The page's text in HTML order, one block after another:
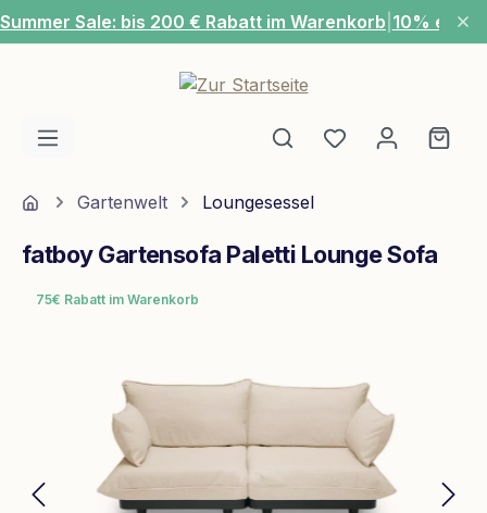
Zum Hauptinhalt springen
Summer Sale: bis 200 € Rabatt im Warenkorb 10% extra
Du hast 0
HomeGartenwelt Loungesessel
fatboy Gartensofa Paletti Lounge Sofa
75€ Rabatt im Warenkorb